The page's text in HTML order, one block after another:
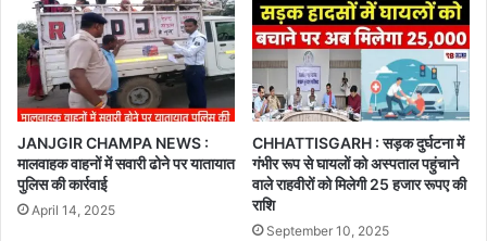
JANJGIR CHAMPA NEWS :
मालवाहक वाहनों में सवारी ढोने पर यातायात
पुलिस की कार्रवाई
April 14, 2025
CHHATTISGARH : सड़क दुर्घटना में
गंभीर रूप से घायलों को अस्पताल पहुंचाने
वाले राहवीरों को मिलेगी 25 हजार रूपए की
राशि
September 10, 2025